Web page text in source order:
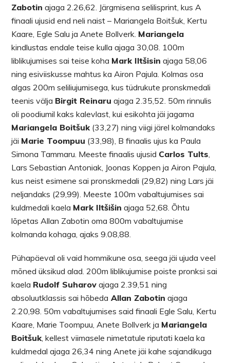
Zabotin ajaga 2.26,62. Järgmisena selilisprint, kus A
finaali ujusid end neli naist – Mariangela Boitšuk, Kertu
Kaare, Egle Salu ja Anete Bollverk. Mariangela
kindlustas endale teise kulla ajaga 30,08. 100m
liblikujumises sai teise koha Mark Iltšisin ajaga 58,06
ning esiviiskusse mahtus ka Airon Pajula. Kolmas osa
algas 200m seliliujumisega, kus tüdrukute pronskmedali
teenis välja Birgit Reinaru ajaga 2.35,52. 50m rinnulis
oli poodiumil kaks kalevlast, kui esikohta jäi jagama
Mariangela Boitšuk(33,27) ning viigi järel kolmandaks
jäi Marie Toompuu (33,98), B finaalis ujus ka Paula
Simona Tammaru. Meeste finaalis ujusid Carlos Tults,
Lars Sebastian Antoniak, Joonas Koppen ja Airon Pajula,
kus neist esimene sai pronskmedali (29,82) ning Lars jäi
neljandaks (29,99). Meeste 100m vabaltujumises sai
kuldmedali kaela Mark Iltšišin ajaga 52,68. Õhtu
lõpetas Allan Zabotin oma 800m vabaltujumise
kolmanda kohaga, ajaks 9.08,88.
Pühapäeval oli vaid hommikune osa, seega jäi ujuda veel
mõned üksikud alad. 200m liblikujumise poiste pronksi sai
kaela Rudolf Suharov ajaga 2.39,51 ning
absoluutklassis sai hõbeda Allan Zabotin ajaga
2.20,98. 50m vabaltujumises said finaali Egle Salu, Kertu
Kaare, Marie Toompuu, Anete Bollverk ja Mariangela
Boitšuk, kellest viimasele nimetatule riputati kaela ka
kuldmedal ajaga 26,34 ning Anete jäi kahe sajandikuga